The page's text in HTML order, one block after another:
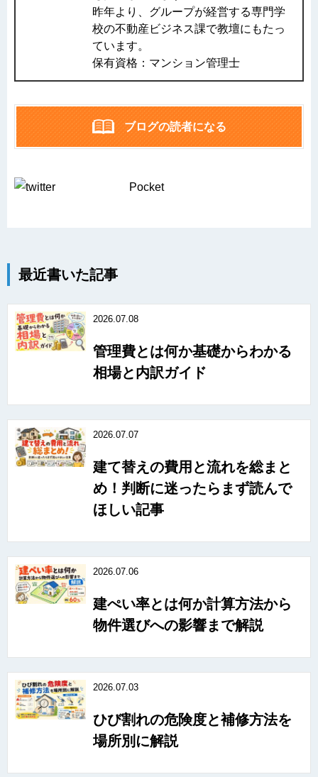
昨年より、グループが経営する専門学
校の不動産ビジネス課で教壇にもたっ
ています。
保有資格：マンション管理士
ブログの読者になる
Pocket
最近書いた記事
2026.07.08
管理費とは何か基礎からわかる
相場と内訳ガイド
2026.07.07
建て替えの費用と流れを総まと
め！判断に迷ったらまず読んで
ほしい記事
2026.07.06
建ぺい率とは何か計算方法から
物件選びへの影響まで解説
2026.07.03
ひび割れの危険度と補修方法を
場所別に解説